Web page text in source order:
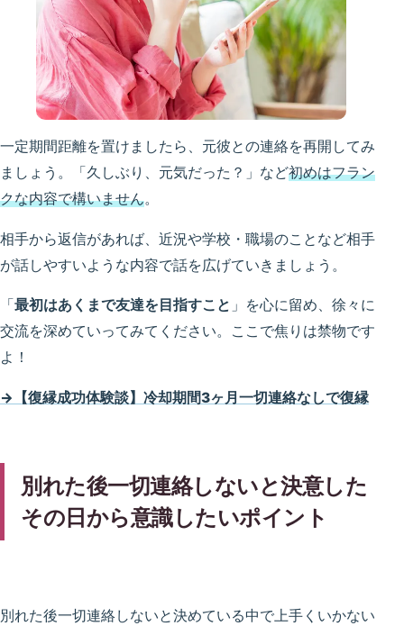
一定期間距離を置けましたら、元彼との連絡を再開してみ
ましょう。「久しぶり、元気だった？」など初めはフラン
クな内容で構いません。
相手から返信があれば、近況や学校・職場のことなど相手
が話しやすいような内容で話を広げていきましょう。
「 最初はあくまで友達を目指すこと 」を心に留め、徐々に
交流を深めていってみてください。ここで焦りは禁物です
よ！
→【復縁成功体験談】冷却期間3ヶ月一切連絡なしで復縁
別れた後一切連絡しないと決意した
その日から意識したいポイント
別れた後一切連絡しないと決めている中で上手くいかない